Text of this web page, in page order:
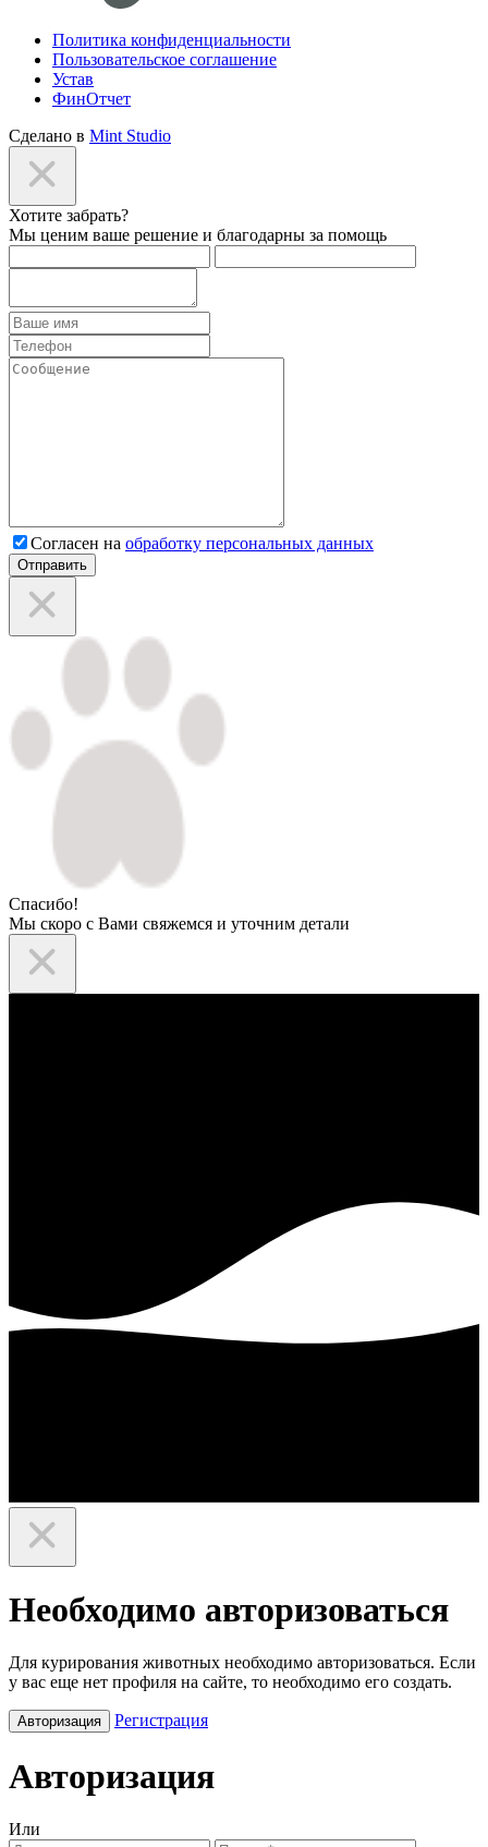
Политика конфиденциальности
Пользовательское соглашение
Устав
ФинОтчет
Сделано в Mint Studio
Хотите забрать?
Мы ценим ваше решение и благодарны за помощь
Согласен на обработку персональных данных
Отправить
Спасибо!
Мы скоро с Вами свяжемся и уточним детали
Необходимо авторизоваться
Для курирования животных необходимо авторизоваться. Если
у вас еще нет профиля на сайте, то необходимо его создать.
Авторизация Регистрация
Авторизация
Или